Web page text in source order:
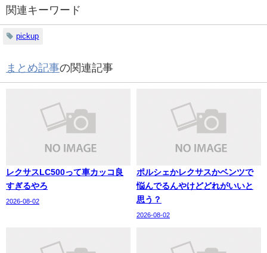
関連キーワード
pickup
まとめ記事の関連記事
レクサスLC500って車カッコ良
すぎるやろ
2026-08-02
ポルシェかレクサスかベンツで
悩んでるんやけどどれがいいと
思う？
2026-08-02